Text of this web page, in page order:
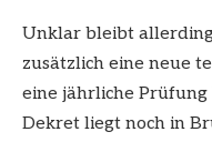
Unklar bleibt
zusätzlich eine neue
eine jährliche Prüfung
Dekret liegt noch in